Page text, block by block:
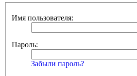
Имя пользователя:
Пароль:
Забыли пароль?